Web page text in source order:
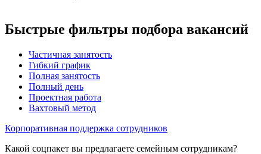
Быстрые фильтры подбора вакансий
Частичная занятость
Гибкий график
Полная занятость
Полный день
Проектная работа
Вахтовый метод
Корпоративная поддержка сотрудников
Какой соцпакет вы предлагаете семейным сотрудникам?